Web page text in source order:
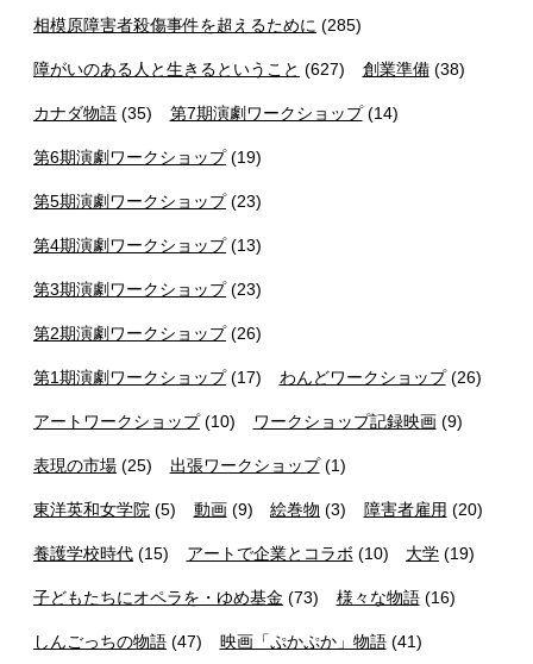
相模原障害者殺傷事件を超えるために (285)
障がいのある人と生きるということ (627) 創業準備(38)
カナダ物語 (35) 第7期演劇ワークショップ(14)
第6期演劇ワークショップ(19)
第5期演劇ワークショップ(23)
第4期演劇ワークショップ(13)
第3期演劇ワークショップ(23)
第2期演劇ワークショップ(26)
第1期演劇ワークショップ(17) わんどワークショップ(26)
アートワークショップ(10) ワークショップ記録映画(9)
表現の市場 (25) 出張ワークショップ(1)
東洋英和女学院 (5) 動画(9) 絵巻物 (3) 障害者雇用 (20)
養護学校時代 (15) アートで企業とコラボ (10) 大学 (19)
子どもたちにオペラを・ゆめ基金 (73) 様々な物語(16)
しんごっちの物語 (47) 映画「ぷかぷか」物語(41)